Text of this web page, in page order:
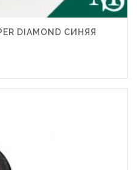
DIAMOND СИНЯЯ